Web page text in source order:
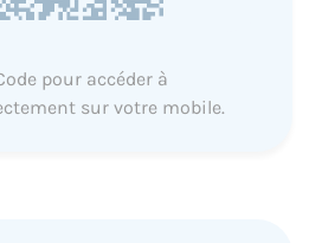
pour accéder à
sur votre mobile.